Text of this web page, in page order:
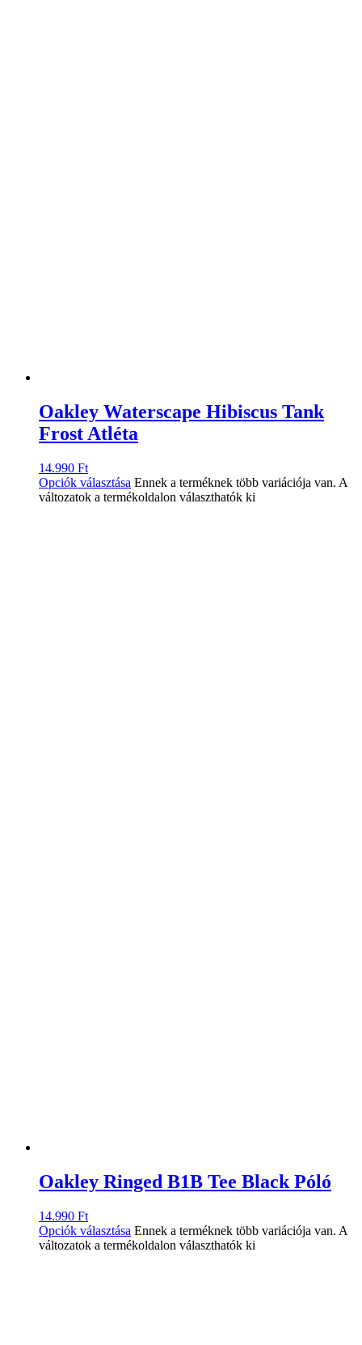
Oakley Waterscape Hibiscus Tank
Frost Atléta
14.990 Ft
Opciók választása Ennek a terméknek több variációja van. A
változatok a termékoldalon választhatók ki
Oakley Ringed B1B Tee Black Póló
14.990 Ft
Opciók választása Ennek a terméknek több variációja van. A
változatok a termékoldalon választhatók ki